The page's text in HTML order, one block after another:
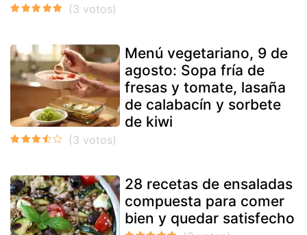
Menú vegetariano, 9 de
agosto: Sopa fría de
fresas y tomate, lasaña
de calabacín y sorbete
de kiwi
28 recetas de ensaladas
compuesta para comer
bien y quedar satisfecho